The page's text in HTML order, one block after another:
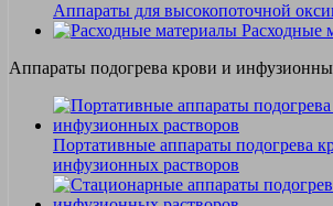
Аппараты для высокопоточной
Расходные
Аппараты подогрева крови и
Портативные аппараты подогрева
инфузионных растворов